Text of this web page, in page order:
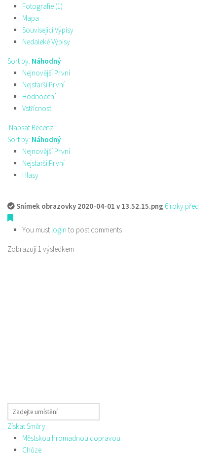
Fotografie (1)
Mapa
Související Výpisy
Nedaleké Výpisy
Sort by: Náhodný
Nejnovější První
Nejstarší První
Hodnocení
Vstřícnost
Napsat Recenzi
Sort by: Náhodný
Nejnovější První
Nejstarší První
Hlasy
Snímek obrazovky 2020-04-01 v 13.52.15.png 6 roky před
You must login to post comments
Zobrazuji 1 výsledkem
Získat Směry
Městskou hromadnou dopravou
Chůze